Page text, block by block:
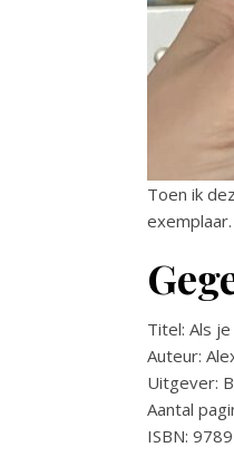
Toen ik
exemplaar.
Titel: Als
Auteur:
Uitgever:
Aantal
ISBN: